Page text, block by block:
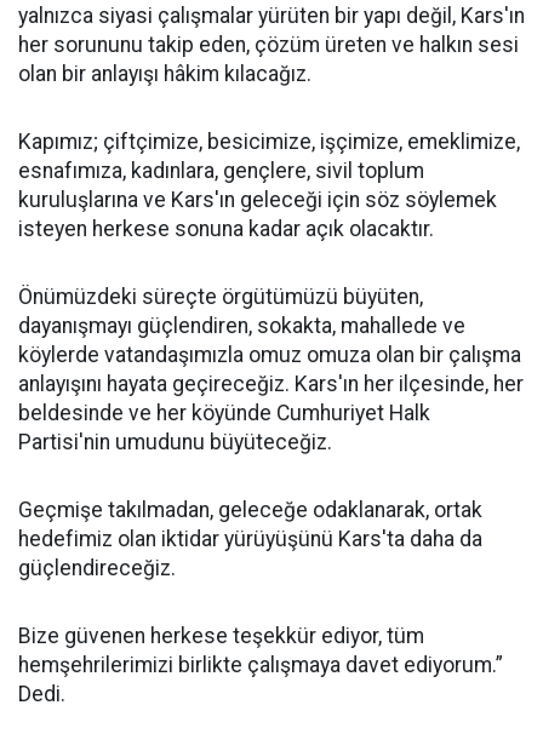
yalnızca siyasi çalışmalar yürüten bir yapı değil, Kars'ın
her sorununu takip eden, çözüm üreten ve halkın sesi
olan bir anlayışı hâkim kılacağız.
Kapımız; çiftçimize, besicimize, işçimize, emeklimize,
esnafımıza, kadınlara, gençlere, sivil toplum
kuruluşlarına ve Kars'ın geleceği için söz söylemek
isteyen herkese sonuna kadar açık olacaktır.
Önümüzdeki süreçte örgütümüzü büyüten,
dayanışmayı güçlendiren, sokakta, mahallede ve
köylerde vatandaşımızla omuz omuza olan bir çalışma
anlayışını hayata geçireceğiz. Kars'ın her ilçesinde, her
beldesinde ve her köyünde Cumhuriyet Halk
Partisi'nin umudunu büyüteceğiz.
Geçmişe takılmadan, geleceğe odaklanarak, ortak
hedefimiz olan iktidar yürüyüşünü Kars'ta daha da
güçlendireceğiz.
Bize güvenen herkese teşekkür ediyor, tüm
hemşehrilerimizi birlikte çalışmaya davet ediyorum.”
Dedi.